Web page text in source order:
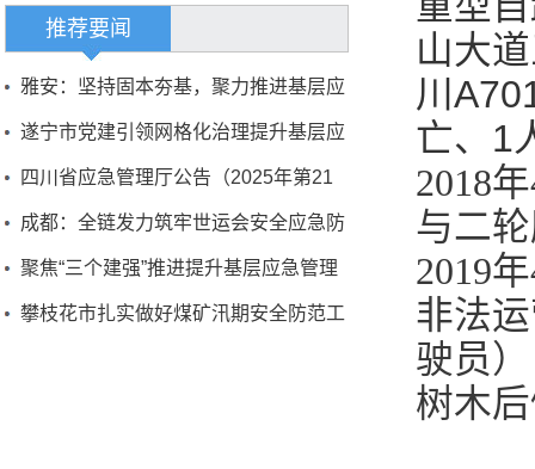
推荐要闻
雅安：坚持固本夯基，聚力推进基层应
急管理能力现代化建设
遂宁市党建引领网格化治理提升基层应
急管理能力
四川省应急管理厅公告（2025年第21
号）
成都：全链发力筑牢世运会安全应急防
线
聚焦“三个建强”推进提升基层应急管理
能力
攀枝花市扎实做好煤矿汛期安全防范工
山大
川
亡、1
2018
与二
2019
非法
驶员
树木